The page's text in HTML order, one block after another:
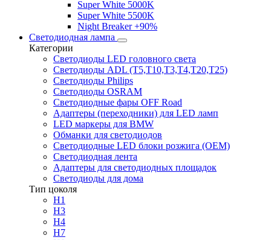
Super White 5000K
Super White 5500K
Night Breaker +90%
Светодиодная лампа
Категории
Светодиоды LED головного света
Светодиоды ADL (T5,T10,T3,T4,T20,T25)
Светодиоды Philips
Светодиоды OSRAM
Светодиодные фары OFF Road
Адаптеры (переходники) для LED ламп
LED маркеры для BMW
Обманки для светодиодов
Светодиодные LED блоки розжига (OEM)
Светодиодная лента
Адаптеры для светодиодных площадок
Светодиоды для дома
Тип цоколя
H1
H3
H4
H7